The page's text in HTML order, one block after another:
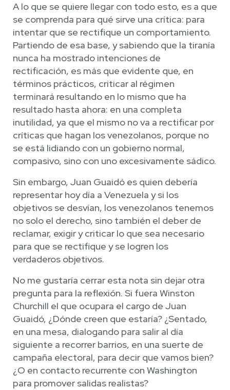
A lo que se quiere llegar con todo esto, es a que
se comprenda para qué sirve una crítica: para
intentar que se rectifique un comportamiento.
Partiendo de esa base, y sabiendo que la tiranía
nunca ha mostrado intenciones de
rectificación, es más que evidente que, en
términos prácticos, criticar al régimen
terminará resultando en lo mismo que ha
resultado hasta ahora: en una completa
inutilidad, ya que el mismo no va a rectificar por
críticas que hagan los venezolanos, porque no
se está lidiando con un gobierno normal,
compasivo, sino con uno excesivamente sádico.
Sin embargo, Juan Guaidó es quien debería
representar hoy día a Venezuela y si los
objetivos se desvían, los venezolanos tenemos
no solo el derecho, sino también el deber de
reclamar, exigir y criticar lo que sea necesario
para que se rectifique y se logren los
verdaderos objetivos.
No me gustaría cerrar esta nota sin dejar otra
pregunta para la reflexión. Si fuera Winston
Churchill el que ocupara el cargo de Juan
Guaidó, ¿Dónde creen que estaría? ¿Sentado,
en una mesa, dialogando para salir al día
siguiente a recorrer barrios, en una suerte de
campaña electoral, para decir que vamos bien?
¿O en contacto recurrente con Washington
para promover salidas realistas?